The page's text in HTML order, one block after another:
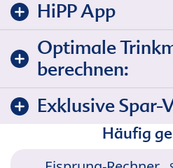
HiPP App
Optimale
berechnen:
Exklusive Spar-
Häufig